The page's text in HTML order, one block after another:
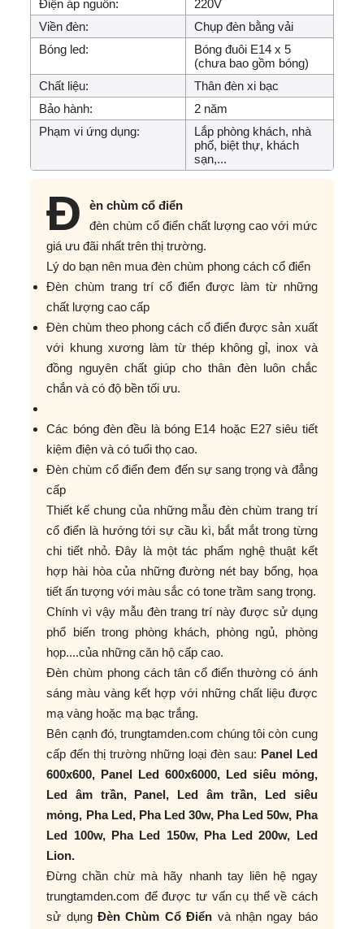
Điện áp nguồn:
220V
Viền đèn:
Chụp đèn bằng vải
Bóng led:
Bóng đuôi E14 x 5
(chưa bao gồm bóng)
Chất liệu:
Thân đèn xi bạc
Bảo hành:
2 năm
Phạm vi ứng dụng:
Lắp phòng khách, nhà
phố, biệt thự, khách
sạn,...
Đ
èn chùm cổ điển
đèn chùm cổ điển chất lượng cao với mức
giá ưu đãi nhất trên thị trường.
Lý do bạn nên mua đèn chùm phong cách cổ điển
Đèn chùm trang trí cổ điển được làm từ những
chất lượng cao cấp
Đèn chùm theo phong cách cổ điển được sản xuất
với khung xương làm từ thép không gỉ, inox và
đồng nguyên chất giúp cho thân đèn luôn chắc
chắn và có độ bền tối ưu.
Các bóng đèn đều là bóng E14 hoặc E27 siêu tiết
kiệm điện và có tuổi thọ cao.
Đèn chùm cổ điển đem đến sự sang trọng và đẳng
cấp
Thiết kế chung của những mẫu đèn chùm trang trí
cổ điển là hướng tới sự cầu kì, bắt mắt trong từng
chi tiết nhỏ. Đây là một tác phẩm nghệ thuật kết
hợp hài hòa của những đường nét bay bổng, họa
tiết ấn tượng với màu sắc có tone trầm sang trọng.
Chính vì vậy mẫu đèn trang trí này được sử dụng
phổ biến trong phòng khách, phòng ngủ, phòng
họp....của những căn hộ cấp cao.
Đèn chùm phong cách tân cổ điển thường có ánh
sáng màu vàng kết hợp với những chất liệu được
mạ vàng hoặc mạ bạc trắng.
Bên cạnh đó, trungtamden.com chúng tôi còn cung
cấp đến thị trường những loại đèn sau: Panel Led
600x600, Panel Led 600x6000, Led siêu mỏng,
Led âm trần, Panel, Led âm trần, Led siêu
mỏng, Pha Led, Pha Led 30w, Pha Led 50w, Pha
Led 100w, Pha Led 150w, Pha Led 200w, Led
Lion.
Đừng chần chừ mà hãy nhanh tay liên hệ ngay
trungtamden.com để được tư vấn cụ thể về cách
sử dụngĐèn Chùm Cổ Điển và nhận ngay báo